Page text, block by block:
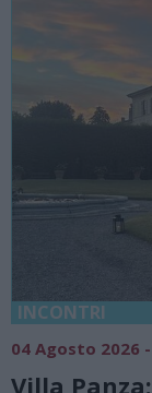
2026 - 08
fino